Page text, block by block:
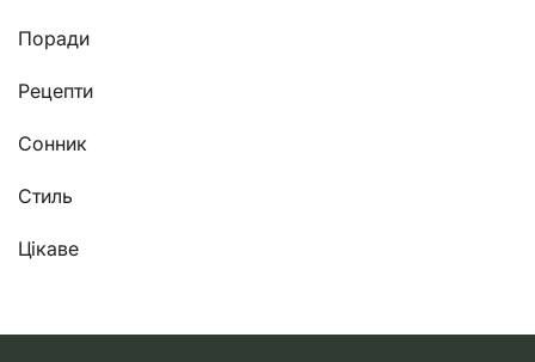
Поради
Рецепти
Сонник
Стиль
Цікаве